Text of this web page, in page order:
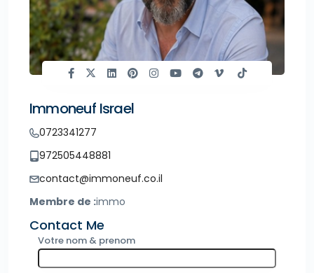
Immoneuf Israel
0723341277
972505448881
contact@immoneuf.co.il
Membre de :immo
Contact Me
Votre nom & prenom